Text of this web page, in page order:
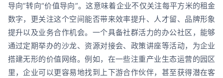
导向”转向“价值导向”。这意味着企业不仅关注每平方米的租金
数字，更关注这个空间能否带来效率提升、人才留、品牌形象
提升以及业务合作机会。一个具备社群活力的办公社区，能够
通过定期举办的沙龙、资源对接会、政策讲座等活动，为企业
搭建无形的价值网络。例如，在一些注重产业生态运营的园区
里，企业可以更容易地找到上下游合作伙伴，甚至获得潜在客